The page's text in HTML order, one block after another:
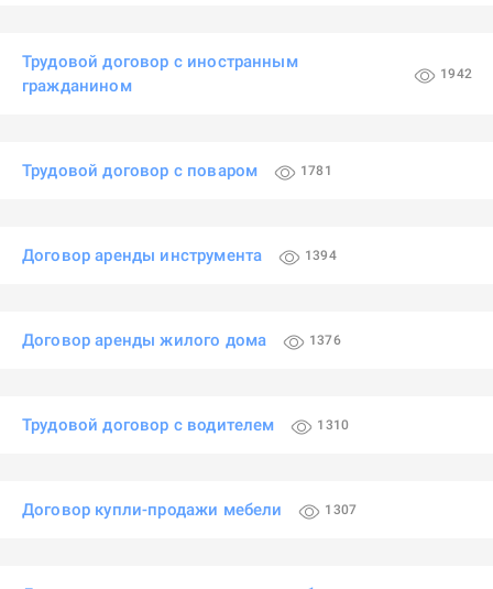
Трудовой договор с иностранным
гражданином
1942
Трудовой договор с поваром 1781
Договор аренды инструмента 1394
Договор аренды жилого дома 1376
Трудовой договор с водителем 1310
Договор купли-продажи мебели 1307